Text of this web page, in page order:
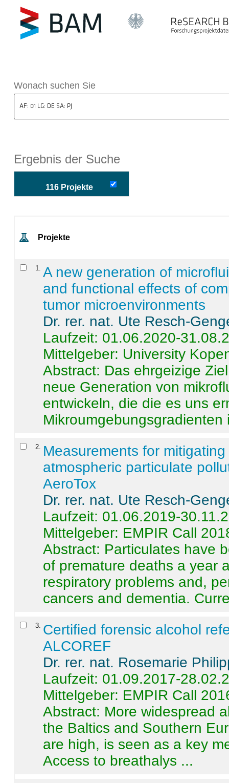
BAM
Wonach suchen Sie
Ergebnis der Suche
116 Projekte
Projekte
1
A new generation of
and functional effects of
tumor microenvironments
Dr. rer. nat. Ute Resch-
Laufzeit: 01.06.2020-
Mittelgeber: University
Abstract: Das ehrgeizige
neue Generation von
entwickeln, die die es uns
Mikroumgebungsgradienten
2
Measurements for
atmospheric particulate
AeroTox
Dr. rer. nat. Ute Resch-
Laufzeit: 01.06.2019-
Mittelgeber: EMPIR Call
Abstract: Particulates have
of premature deaths a year
respiratory problems and,
cancers and dementia.
3 Certified forensic alcohol
ALCOREF
Dr. rer. nat. Rosemarie
Laufzeit: 01.09.2017-
Mittelgeber: EMPIR Call
Abstract: More widespread
the Baltics and Southern
are high, is seen as a key
Access to breathalys ...